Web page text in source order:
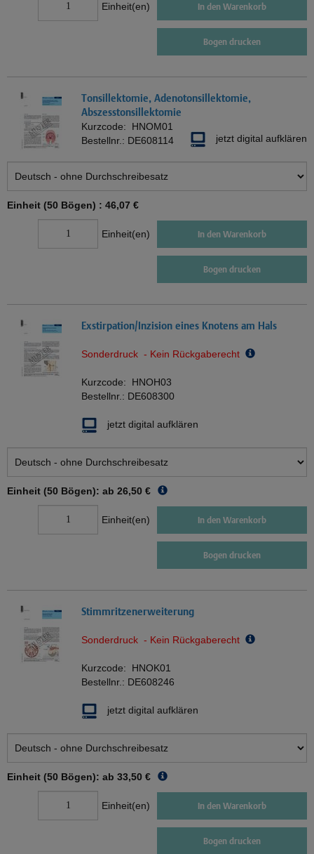
Einheit(en) In den Warenkorb
Bogen drucken
Tonsillektomie, Adenotonsillektomie,
Abszesstonsillektomie
Kurzcode: HNOM01
Bestellnr.: DE608114 jetzt digital aufklären
Einheit (50 Bögen) : 46,07 €
Einheit(en) In den Warenkorb
Bogen drucken
Exstirpation/Inzision eines Knotens am Hals
Sonderdruck - Kein Rückgaberecht
Kurzcode: HNOH03
Bestellnr.: DE608300
jetzt digital aufklären
Einheit (50 Bögen): ab 26,50 €
Einheit(en) In den Warenkorb
Bogen drucken
Stimmritzenerweiterung
Sonderdruck - Kein Rückgaberecht
Kurzcode: HNOK01
Bestellnr.: DE608246
jetzt digital aufklären
Einheit (50 Bögen): ab 33,50 €
Einheit(en) In den Warenkorb
Bogen drucken